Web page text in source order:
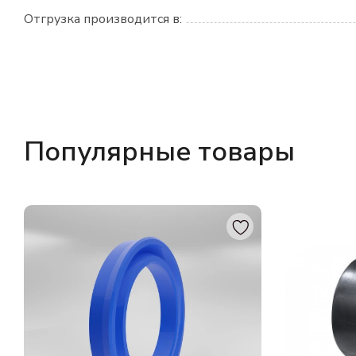
Отгрузка производится в:
Популярные товары